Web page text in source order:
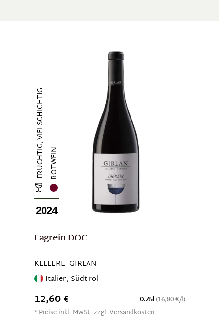
FRUCHTIG, VIELSCHICHTIG ROTWEIN
2024
Lagrein DOC
KELLEREI GIRLAN
Italien, Südtirol
0.75l (16,80 €/l)
12,60 €
* Preise inkl. MwSt. zzgl. Versandkosten